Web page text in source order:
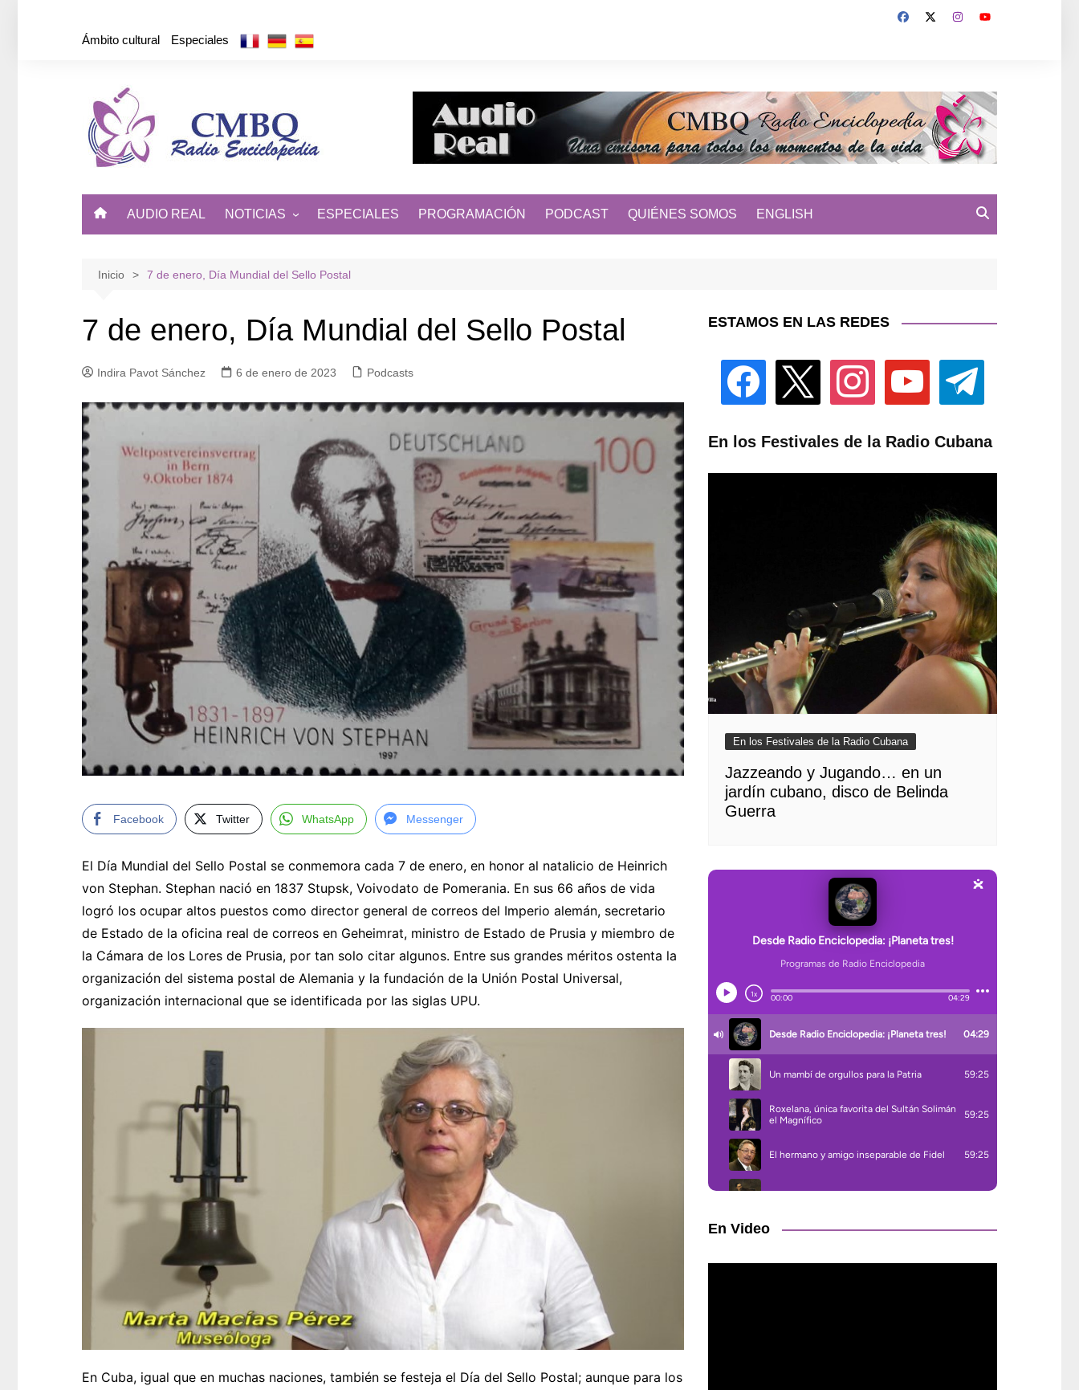
Ámbito cultural Especiales
AUDIO REAL NOTICIAS
DE CUBA Y EL MUNDO
ESPECIALES PROGRAMACIÓN PODCAST QUIÉNES SOMOS ENGLISH
Inicio 7 de enero, Día Mundial del Sello Postal
7 de enero, Día Mundial del Sello Postal
Indira Pavot Sánchez 6 de enero de 2023 Podcasts
Facebook Twitter WhatsApp Messenger
El Día Mundial del Sello Postal se conmemora cada 7 de enero, en honor al natalicio de Heinrich
von Stephan. Stephan nació en 1837 Stupsk, Voivodato de Pomerania. En sus 66 años de vida
logró los ocupar altos puestos como director general de correos del Imperio alemán, secretario
de Estado de la oficina real de correos en Geheimrat, ministro de Estado de Prusia y miembro de
la Cámara de los Lores de Prusia, por tan solo citar algunos. Entre sus grandes méritos ostenta la
organización del sistema postal de Alemania y la fundación de la Unión Postal Universal,
organización internacional que se identificada por las siglas UPU.
En Cuba, igual que en muchas naciones, también se festeja el Día del Sello Postal; aunque para los
ESTAMOS EN LAS REDES
facebook instagram youtube telegram
En los Festivales de la Radio Cubana
En los Festivales de la Radio Cubana
Jazzeando y Jugando… en un
jardín cubano, disco de Belinda
Guerra
En Video